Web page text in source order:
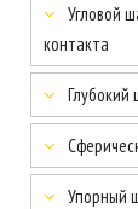
Угловой
контакта
Упорный